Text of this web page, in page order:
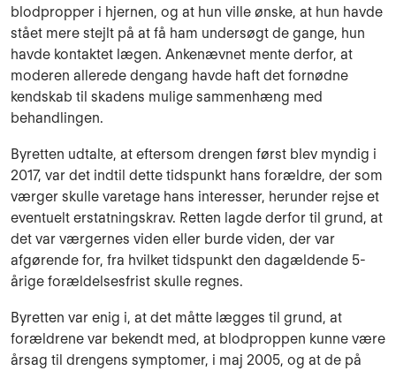
blodpropper i hjernen, og at hun ville ønske, at hun havde
stået mere stejlt på at få ham undersøgt de gange, hun
havde kontaktet lægen. Ankenævnet mente derfor, at
moderen allerede dengang havde haft det fornødne
kendskab til skadens mulige sammenhæng med
behandlingen.
Byretten udtalte, at eftersom drengen først blev myndig i
2017, var det indtil dette tidspunkt hans forældre, der som
værger skulle varetage hans interesser, herunder rejse et
eventuelt erstatningskrav. Retten lagde derfor til grund, at
det var værgernes viden eller burde viden, der var
afgørende for, fra hvilket tidspunkt den dagældende 5-
årige forældelsesfrist skulle regnes.
Byretten var enig i, at det måtte lægges til grund, at
forældrene var bekendt med, at blodproppen kunne være
årsag til drengens symptomer, i maj 2005, og at de på